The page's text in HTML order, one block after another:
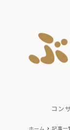
コン
ホーム 記事一